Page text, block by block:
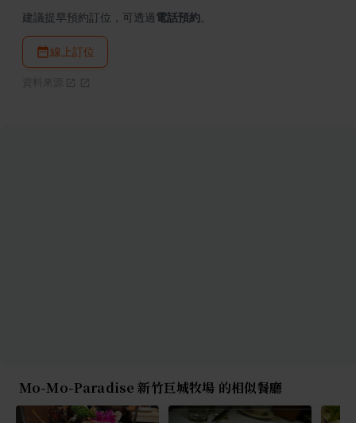
建議提早預約訂位，可透過電話預約
線上訂位
Mo-Mo-Paradise 新竹巨城牧場 的相似餐廳